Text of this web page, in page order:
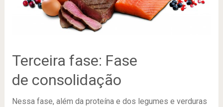
Terceira fase: Fase
de consolidação
Nessa fase, além da proteína e dos legumes e verduras